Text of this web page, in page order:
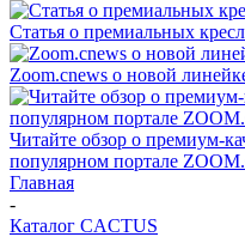
Статья о премиальных
Zoom.cnews о новой
Читайте обзор о премиум-
популярном портале
Главная
-
Каталог CACTUS